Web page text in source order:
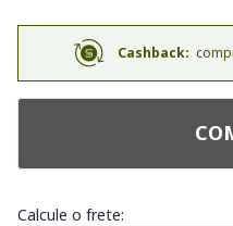
Cashback:
Calcule o frete: